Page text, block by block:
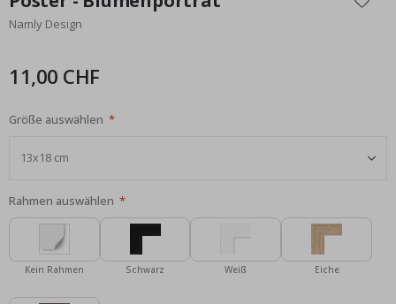
der
Bildgalerie
Namly Design
11,00 CHF
Größe auswählen
Rahmen auswählen
Kein Rahmen Schwarz Weiß Eiche